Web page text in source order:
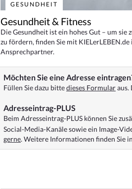
GESUNDHEIT
Gesundheit & Fitness
Die Gesundheit ist ein hohes Gut – um
zu fördern, finden Sie mit
Ansprechpartner.
Möchten Sie eine Adresse
Füllen Sie dazu bittedieses Formularaus.
Adresseintrag-PLUS
Beim Adresseintrag-PLUS können Sie
Social-Media-Kanäle sowie ein Image-
gerne. Weitere Informationen finden Sie